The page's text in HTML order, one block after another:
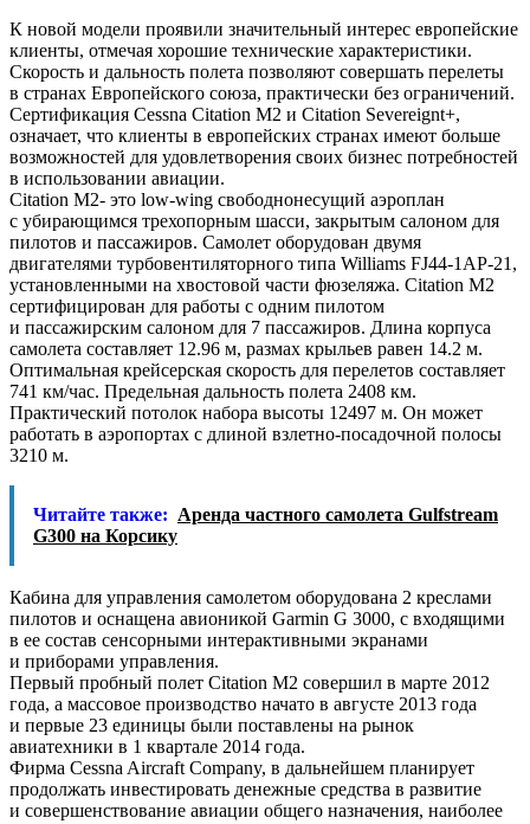
К новой модели проявили значительный интерес европейские
клиенты, отмечая хорошие технические характеристики.
Скорость и дальность полета позволяют совершать перелеты
в странах Европейского союза, практически без ограничений.
Сертификация Cessna Citation M2 и Citation Severeignt+,
означает, что клиенты в европейских странах имеют больше
возможностей для удовлетворения своих бизнес потребностей
в использовании авиации.
Citation M2- это low-wing свободнонесущий аэроплан
с убирающимся трехопорным шасси, закрытым салоном для
пилотов и пассажиров. Самолет оборудован двумя
двигателями турбовентиляторного типа Williams FJ44-1AP-21,
установленными на хвостовой части фюзеляжа. Citation M2
сертифицирован для работы с одним пилотом
и пассажирским салоном для 7 пассажиров. Длина корпуса
самолета составляет 12.96 м, размах крыльев равен 14.2 м.
Оптимальная крейсерская скорость для перелетов составляет
741 км/час. Предельная дальность полета 2408 км.
Практический потолок набора высоты 12497 м. Он может
работать в аэропортах с длиной взлетно-посадочной полосы
3210 м.
Читайте также: Аренда частного самолета Gulfstream
G300 на Корсику
Кабина для управления самолетом оборудована 2 креслами
пилотов и оснащена авионикой Garmin G 3000, с входящими
в ее состав сенсорными интерактивными экранами
и приборами управления.
Первый пробный полет Citation M2 совершил в марте 2012
года, а массовое производство начато в августе 2013 года
и первые 23 единицы были поставлены на рынок
авиатехники в 1 квартале 2014 года.
Фирма Cessna Aircraft Company, в дальнейшем планирует
продолжать инвестировать денежные средства в развитие
и совершенствование авиации общего назначения, наиболее